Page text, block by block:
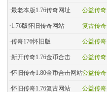
公益传奇
·最老本版1.76传奇网址
复古传奇
·1.76版怀旧传奇网站
公益传奇
·传奇176怀旧版
公益传奇
·新开传奇1.76金币合击
公益传奇
·怀旧传奇1.80金币合击网站
公益传奇
·怀旧传奇1.76复古网站